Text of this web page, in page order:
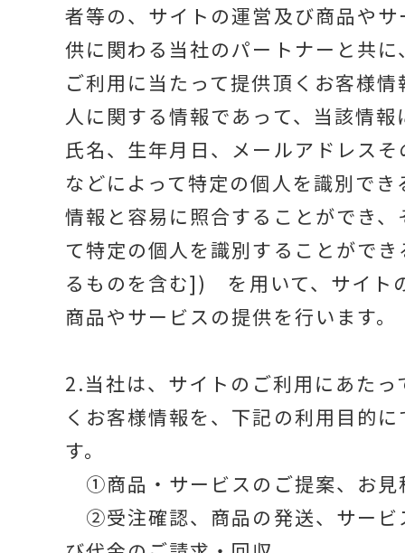
者等の、サイトの運営及び商品や
供に関わる当社のパートナーと共
ご利用に当たって提供頂くお客様
人に関する情報であって、当該情報
氏名、生年月日、メールアドレス
などによって特定の個人を識別で
情報と容易に照合することができ、
て特定の個人を識別することがで
るものを含む]) を用いて、サイト
商品やサービスの提供を行います。
2.当社は、サイトのご利用にあたっ
くお客様情報を、下記の利用目的
す。
①商品・サービスのご提案、お見
②受注確認、商品の発送、サービ